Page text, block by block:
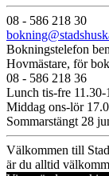
08 - 586 218 30
Bokningstelefon
Hovmästare, för
08 - 586 218 36
Lunch tis-fre 11.30-
Middag ons-lör
Sommarstängt 28
Välkommen till
är du alltid